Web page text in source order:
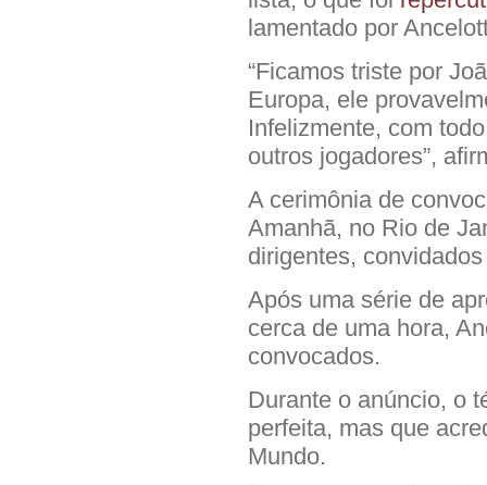
lamentado por
“Ficamos triste por
Europa, ele
Infelizmente, com
outros jogadores”,
A cerimônia de
Amanhã, no Rio de
dirigentes,
Após uma série de
cerca de uma hora,
convocados.
Durante o anúncio, o
perfeita, mas que
Mundo.